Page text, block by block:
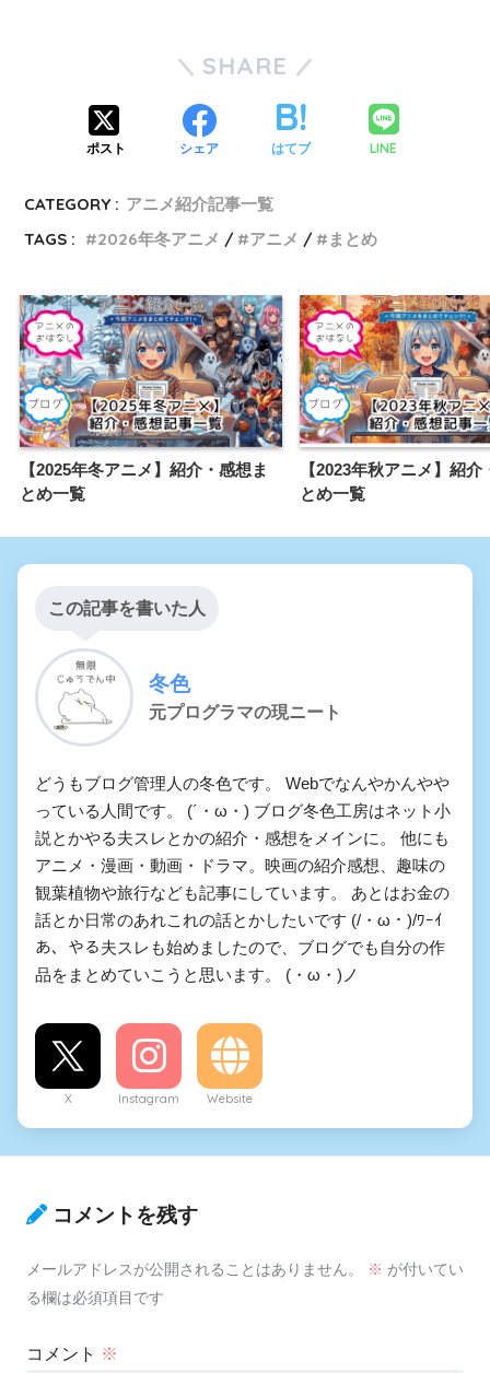
SHARE
ポスト シェア はてブ LINE
CATEGORY : アニメ紹介記事一覧
TAGS :
2026年冬アニメ アニメ まとめ
【2025年冬アニメ】紹介・感想ま
とめ一覧
【2023年秋アニメ】紹介
とめ一覧
この記事を書いた人
冬色
元プログラマの現ニート
どうもブログ管理人の冬色です。 Webでなんやかんやや
っている人間です。 (´・ω・) ブログ冬色工房はネット小
説とかやる夫スレとかの紹介・感想をメインに。 他にも
アニメ・漫画・動画・ドラマ。映画の紹介感想、趣味の
観葉植物や旅行なども記事にしています。 あとはお金の
話とか日常のあれこれの話とかしたいです (/・ω・)/ﾜｰｲ
あ、やる夫スレも始めましたので、ブログでも自分の作
品をまとめていこうと思います。 (・ω・)ノ
X Instagram Website
コメントを残す
メールアドレスが公開されることはありません。 ※ が付いてい
る欄は必須項目です
コメント ※